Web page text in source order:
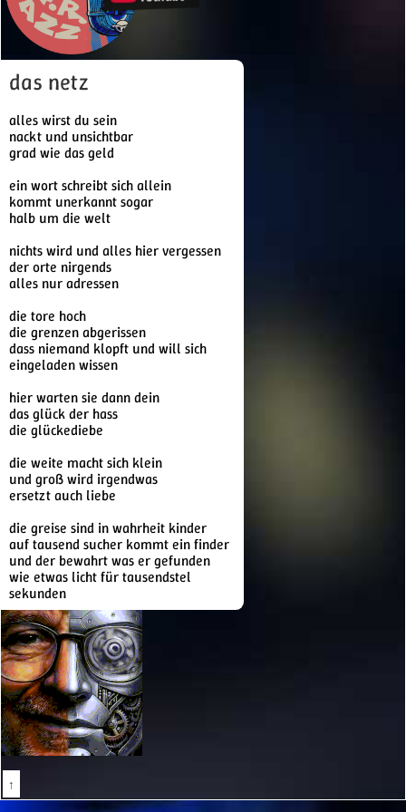
das netz
alles wirst du sein
nackt und unsichtbar
grad wie das geld
ein wort schreibt sich allein
kommt unerkannt sogar
halb um die welt
nichts wird und alles hier vergessen
der orte nirgends
alles nur adressen
die tore hoch
die grenzen abgerissen
dass niemand klopft und will sich
eingeladen wissen
hier warten sie dann dein
das glück der hass
die glückediebe
die weite macht sich klein
und groß wird irgendwas
ersetzt auch liebe
die greise sind in wahrheit kinder
auf tausend sucher kommt ein finder
und der bewahrt was er gefunden
wie etwas licht für tausendstel
sekunden
↑